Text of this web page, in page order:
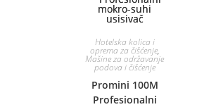
Hotelska kolica i
oprema za čišćenje,
Mašine za održavanje
podova i čišćenje
Promini 100M
Profesionalni